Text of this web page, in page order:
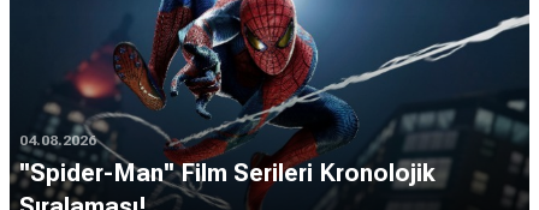
04.08.2026
''Spider-Man'' Film Serileri Kronolojik